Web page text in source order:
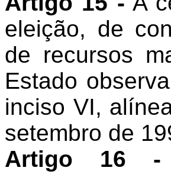
eleição, de
de recursos
Estado
inciso VI,
setembro de
Artigo 16 -